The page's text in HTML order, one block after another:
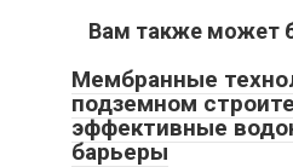
Вам также может
Мембранные
подземном
эффективные
барьеры